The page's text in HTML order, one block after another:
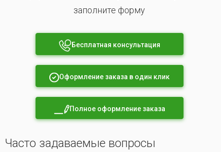
заполните форму
Бесплатная консультация
Оформление заказа в один клик
Полное оформление заказа
Часто задаваемые вопросы